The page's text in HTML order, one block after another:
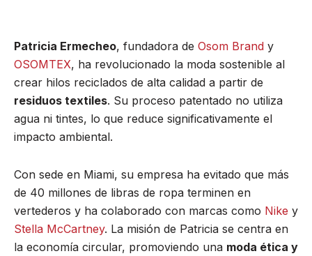
Patricia Ermecheo, fundadora de Osom Brand y
OSOMTEX, ha revolucionado la moda sostenible al
crear hilos reciclados de alta calidad a partir de
residuos textiles. Su proceso patentado no utiliza
agua ni tintes, lo que reduce significativamente el
impacto ambiental.
Con sede en Miami, su empresa ha evitado que más
de 40 millones de libras de ropa terminen en
vertederos y ha colaborado con marcas como Nike y
Stella McCartney. La misión de Patricia se centra en
la economía circular, promoviendo una moda ética y